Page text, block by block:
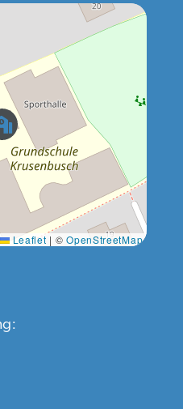
Leaflet | ©OpenStreetMap